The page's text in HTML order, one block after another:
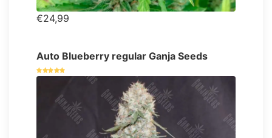
€24,99
Auto Blueberry regular Ganja Seeds